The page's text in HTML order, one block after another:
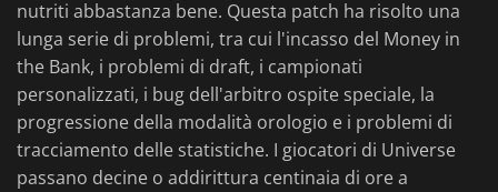
nutriti abbastanza bene. Questa patch ha risolto una
lunga serie di problemi, tra cui l'incasso del Money in
the Bank, i problemi di draft, i campionati
personalizzati, i bug dell'arbitro ospite speciale, la
progressione della modalità orologio e i problemi di
tracciamento delle statistiche. I giocatori di Universe
passano decine o addirittura centinaia di ore a